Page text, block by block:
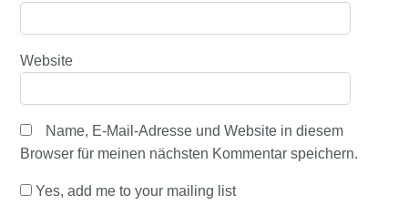
Website
Name, E-Mail-Adresse und Website in diesem
Browser für meinen nächsten Kommentar speichern.
Yes, add me to your mailing list